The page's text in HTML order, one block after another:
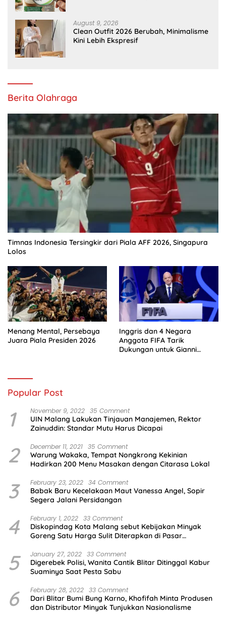
August 9, 2026
Clean Outfit 2026 Berubah, Minimalisme
Kini Lebih Ekspresif
Berita Olahraga
Timnas Indonesia Tersingkir dari Piala AFF 2026, Singapura
Lolos
Menang Mental, Persebaya
Juara Piala Presiden 2026
Inggris dan 4 Negara
Anggota FIFA Tarik
Dukungan untuk Gianni
Popular Post
1 November 9, 2022 35 Comment
UIN Malang Lakukan Tinjauan Manajemen, Rektor
Zainuddin: Standar Mutu Harus Dicapai
2 December 11, 2021 35 Comment
Warung Wakaka, Tempat Nongkrong Kekinian
Hadirkan 200 Menu Masakan dengan Citarasa Lokal
3 February 23, 2022 34 Comment
Babak Baru Kecelakaan Maut Vanessa Angel, Sopir
Segera Jalani Persidangan
4 February 1, 2022 33 Comment
Diskopindag Kota Malang sebut Kebijakan Minyak
Goreng Satu Harga Sulit Diterapkan di Pasar
5 January 27, 2022 33 Comment
Digerebek Polisi, Wanita Cantik Blitar Ditinggal Kabur
Suaminya Saat Pesta Sabu
6 February 28, 2022 33 Comment
Dari Blitar Bumi Bung Karno, Khofifah Minta Produsen
dan Distributor Minyak Tunjukkan Nasionalisme